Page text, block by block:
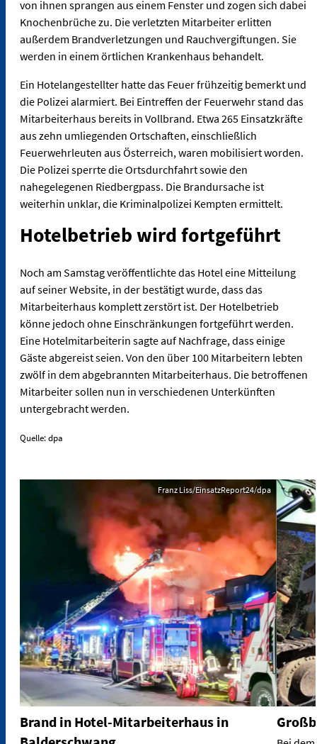
von ihnen sprangen aus einem Fenster und zogen sich dabei
Knochenbrüche zu. Die verletzten Mitarbeiter erlitten
außerdem Brandverletzungen und Rauchvergiftungen. Sie
werden in einem örtlichen Krankenhaus behandelt.
Ein Hotelangestellter hatte das Feuer frühzeitig bemerkt und
die Polizei alarmiert. Bei Eintreffen der Feuerwehr stand das
Mitarbeiterhaus bereits in Vollbrand. Etwa 265 Einsatzkräfte
aus zehn umliegenden Ortschaften, einschließlich
Feuerwehrleuten aus Österreich, waren mobilisiert worden.
Die Polizei sperrte die Ortsdurchfahrt sowie den
nahegelegenen Riedbergpass. Die Brandursache ist
weiterhin unklar, die Kriminalpolizei Kempten ermittelt.
Hotelbetrieb wird fortgeführt
Noch am Samstag veröffentlichte das Hotel eine Mitteilung
auf seiner Website, in der bestätigt wurde, dass das
Mitarbeiterhaus komplett zerstört ist. Der Hotelbetrieb
könne jedoch ohne Einschränkungen fortgeführt werden.
Eine Hotelmitarbeiterin sagte auf Nachfrage, dass einige
Gäste abgereist seien. Von den über 100 Mitarbeitern lebten
zwölf in dem abgebrannten Mitarbeiterhaus. Die betroffenen
Mitarbeiter sollen nun in verschiedenen Unterkünften
untergebracht werden.
Quelle: dpa
Franz Liss/EinsatzReport24/dpa
Brand in Hotel-Mitarbeiterhaus in